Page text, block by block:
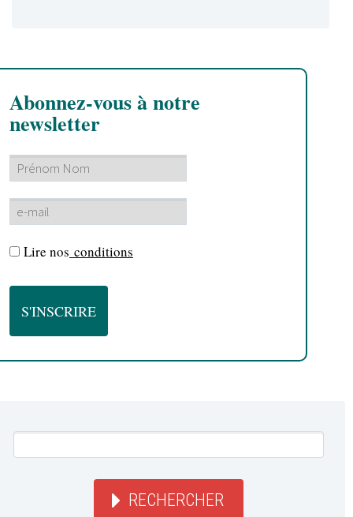
Abonnez-vous à notre
newsletter
Lire nos conditions
RECHERCHER